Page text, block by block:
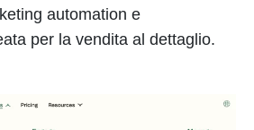
automation e
per la vendita al dettaglio.